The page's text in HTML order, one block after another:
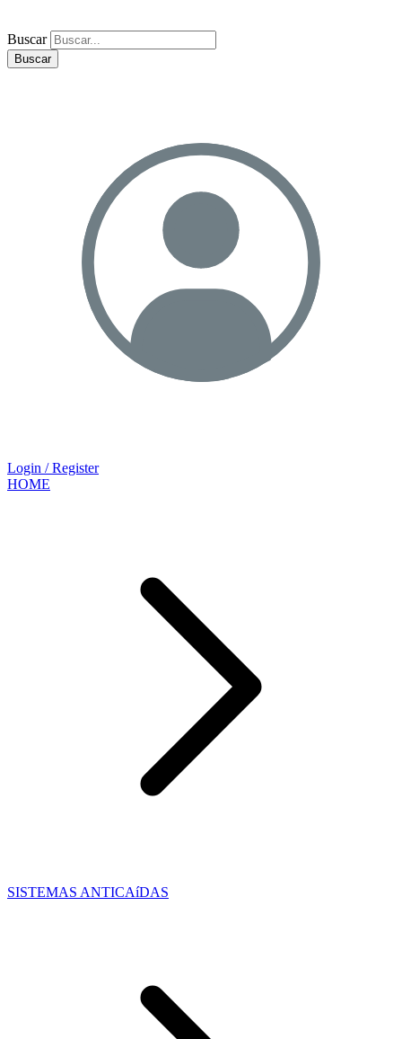
Buscar
Buscar
Login / Register
HOME
SISTEMAS ANTICAíDAS